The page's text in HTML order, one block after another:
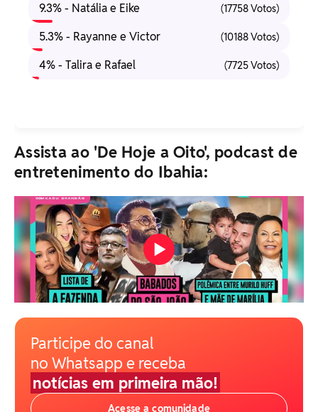
9.3% - Natália e Eike (17758 Votos)
5.3% - Rayanne e Victor (10188 Votos)
4% - Talira e Rafael (7725 Votos)
Assista ao 'De Hoje a Oito', podcast de
entretenimento do Ibahia:
Participe do canal
no Whatsapp e receba
notícias em primeira mão!
Acesse a comunidade